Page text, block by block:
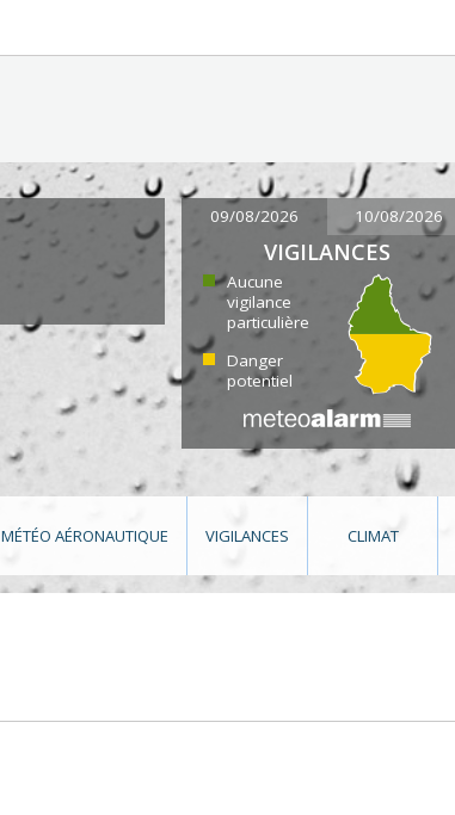
09/08/2026 10/08/2026
VIGILANCES
Aucune
vigilance
particulière
Danger
potentiel
MÉTÉO AÉRONAUTIQUE VIGILANCES CLIMAT